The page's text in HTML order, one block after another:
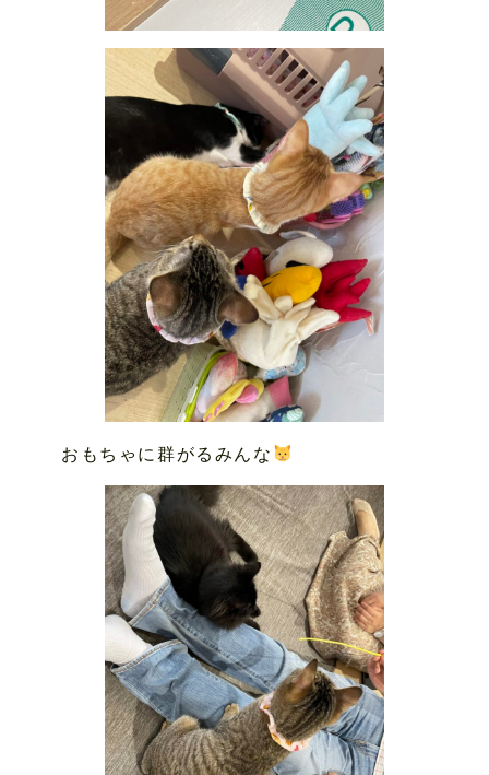
おもちゃに群がるみんな